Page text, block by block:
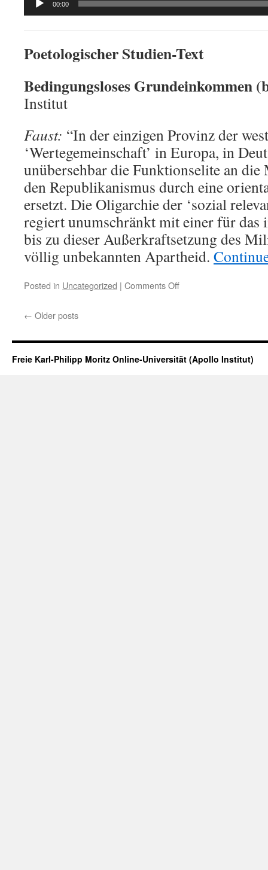
00:00
Poetologischer Studien-Text
Bedingungsloses Grundeinkommen
Institut
Faust: “In der einzigen Provinz der
‘Wertegemeinschaft’ in Europa, in
unübersehbar die Funktionselite an die
den Republikanismus durch eine
ersetzt. Die Oligarchie der ‘sozial
regiert unumschränkt mit einer für das
bis zu dieser Außerkraftsetzung des
völlig unbekannten Apartheid.
Posted in Uncategorized | Comments Offon
modernen
Feudalbourgeoisie
← Older posts
Freie Karl-Philipp Moritz Online-Universität (Apollo Institut)